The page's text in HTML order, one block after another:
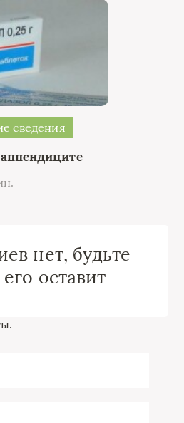
сведения
нет, будьте
оставит